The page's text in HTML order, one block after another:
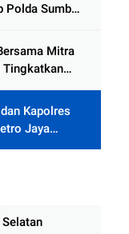
Polda Sumbar
Mitra
Tingkatkan
Kapolres
Jaya
Publik